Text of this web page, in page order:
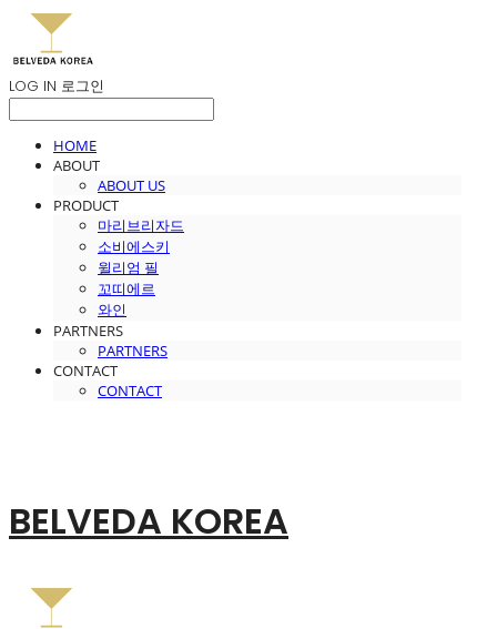
LOG IN 로그인
HOME
ABOUT
ABOUT US
PRODUCT
마리브리자드
소비에스키
윌리엄 필
꼬띠에르
와인
PARTNERS
PARTNERS
CONTACT
CONTACT
BELVEDA KOREA